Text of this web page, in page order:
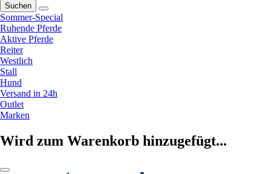
Suchen
Sommer-Special
Ruhende Pferde
Aktive Pferde
Reiter
Westlich
Stall
Hund
Versand in 24h
Outlet
Marken
Wird zum Warenkorb hinzugefügt...